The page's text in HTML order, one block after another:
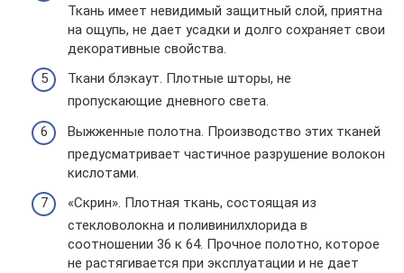
Ткань имеет невидимый защитный слой, приятна
на ощупь, не дает усадки и долго сохраняет свои
декоративные свойства.
Ткани блэкаут. Плотные шторы, не
пропускающие дневного света.
Выжженные полотна. Производство этих тканей
предусматривает частичное разрушение волокон
кислотами.
«Скрин». Плотная ткань, состоящая из
стекловолокна и поливинилхлорида в
соотношении 36 к 64. Прочное полотно, которое
не растягивается при эксплуатации и не дает